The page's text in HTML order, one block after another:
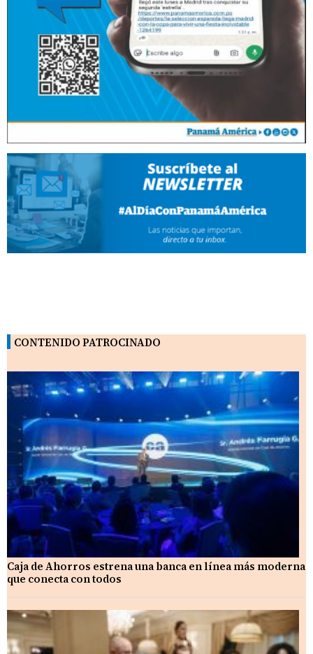
CONTENIDO PATROCINADO
Caja de Ahorros estrena una banca en línea más moderna
que conecta con todos